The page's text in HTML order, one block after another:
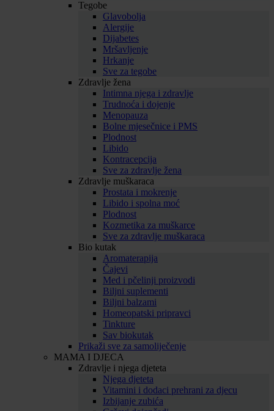
Tegobe
Glavobolja
Alergije
Dijabetes
Mršavljenje
Hrkanje
Sve za tegobe
Zdravlje žena
Intimna njega i zdravlje
Trudnoća i dojenje
Menopauza
Bolne mjesečnice i PMS
Plodnost
Libido
Kontracepcija
Sve za zdravlje žena
Zdravlje muškaraca
Prostata i mokrenje
Libido i spolna moć
Plodnost
Kozmetika za muškarce
Sve za zdravlje muškaraca
Bio kutak
Aromaterapija
Čajevi
Med i pčelinji proizvodi
Biljni suplementi
Biljni balzami
Homeopatski pripravci
Tinkture
Sav biokutak
Prikaži sve za samoliječenje
MAMA I DJECA
Zdravlje i njega djeteta
Njega djeteta
Vitamini i dodaci prehrani za djecu
Izbijanje zubića